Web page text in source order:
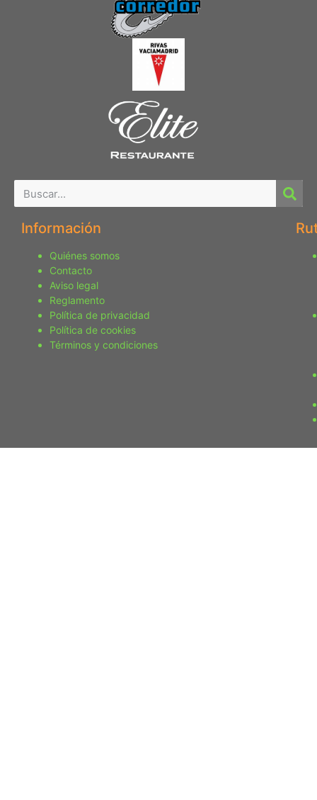
Información
Quiénes somos
Contacto
Aviso legal
Reglamento
Política de privacidad
Política de cookies
Términos y condiciones